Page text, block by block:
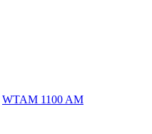
WTAM 1100 AM